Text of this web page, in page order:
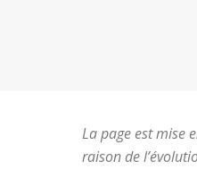
La page est mise
raison de